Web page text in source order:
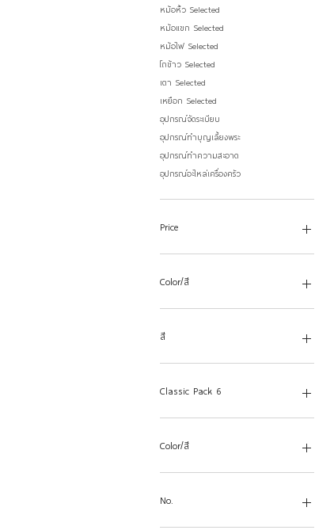
หม้อหิ้ว Selected
หม้อแขก Selected
หม้อไฟ Selected
โถข้าว Selected
เตา Selected
เหยือก Selected
อุปกรณ์จัดระเบียบ
อุปกรณ์ทำบุญเลี้ยงพระ
อุปกรณ์ทำความสะอาด
อุปกรณ์อะไหล่เครื่องครัว
Price
THB 10
Color/สี
สี
Classic Pack 6
Banquet Water Goblet 380 มล.
Beer 420 มล.
Brandy 340 มล.
Color/สี
สีหวาน
No.